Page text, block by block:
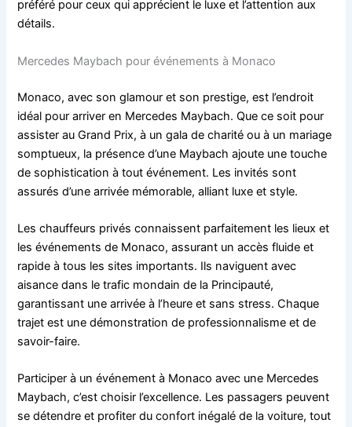
préféré pour ceux qui apprécient le luxe et l’attention aux
détails.
Mercedes Maybach pour événements à Monaco
Monaco, avec son glamour et son prestige, est l’endroit
idéal pour arriver en Mercedes Maybach. Que ce soit pour
assister au Grand Prix, à un gala de charité ou à un mariage
somptueux, la présence d’une Maybach ajoute une touche
de sophistication à tout événement. Les invités sont
assurés d’une arrivée mémorable, alliant luxe et style.
Les chauffeurs privés connaissent parfaitement les lieux et
les événements de Monaco, assurant un accès fluide et
rapide à tous les sites importants. Ils naviguent avec
aisance dans le trafic mondain de la Principauté,
garantissant une arrivée à l’heure et sans stress. Chaque
trajet est une démonstration de professionnalisme et de
savoir-faire.
Participer à un événement à Monaco avec une Mercedes
Maybach, c’est choisir l’excellence. Les passagers peuvent
se détendre et profiter du confort inégalé de la voiture, tout